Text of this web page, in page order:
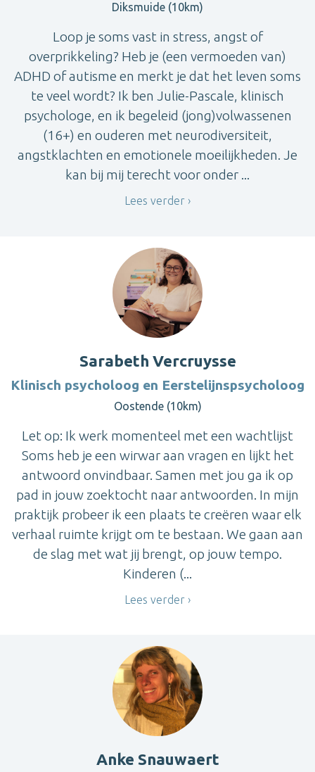
Diksmuide (10km)
Loop je soms vast in stress, angst of
overprikkeling? Heb je (een vermoeden van)
ADHD of autisme en merkt je dat het leven soms
te veel wordt? Ik ben Julie-Pascale, klinisch
psychologe, en ik begeleid (jong)volwassenen
(16+) en ouderen met neurodiversiteit,
angstklachten en emotionele moeilijkheden. Je
kan bij mij terecht voor onder ...
Lees verder
Sarabeth Vercruysse
Klinisch psycholoog en Eerstelijnspsycholoog
Oostende (10km)
Let op: Ik werk momenteel met een wachtlijst
Soms heb je een wirwar aan vragen en lijkt het
antwoord onvindbaar. Samen met jou ga ik op
pad in jouw zoektocht naar antwoorden. In mijn
praktijk probeer ik een plaats te creëren waar elk
verhaal ruimte krijgt om te bestaan. We gaan aan
de slag met wat jij brengt, op jouw tempo.
Kinderen (...
Lees verder
Anke Snauwaert